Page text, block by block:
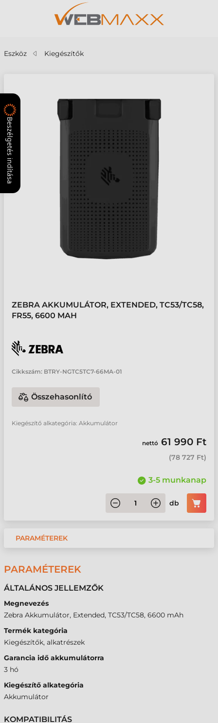
Eszköz Kiegészítők
ZEBRA AKKUMULÁTOR, EXTENDED, TC53/TC58,
FR55, 6600 MAH
Cikkszám: BTRY-NGTC5TC7-66MA-01
Összehasonlító
Kiegészítő alkategória: Akkumulátor
nettó 61 990 Ft
(78 727 Ft)
3-5 munkanap
db
PARAMÉTEREK
PARAMÉTEREK
ÁLTALÁNOS JELLEMZŐK
Megnevezés
Zebra Akkumulátor, Extended, TC53/TC58, 6600 mAh
Termék kategória
Kiegészítők, alkatrészek
Garancia idő akkumulátorra
3 hó
Kiegészítő alkategória
Akkumulátor
KOMPATIBILITÁS
Beszélgetés indítása